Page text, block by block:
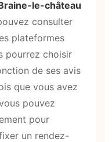
le-château
consulter
plateformes
pourrez choisir
de ses avis
que vous avez
pouvez
pour
un rendez-